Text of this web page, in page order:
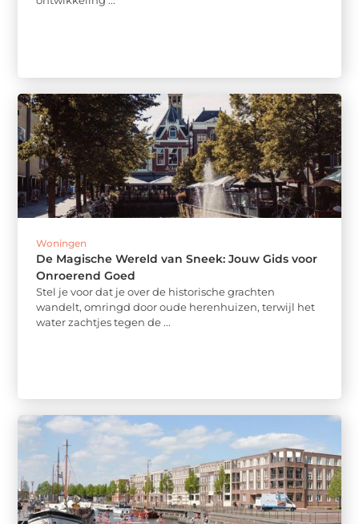
Woningen
De Magische Wereld van Sneek: Jouw Gids voor
Onroerend Goed
Stel je voor dat je over de historische grachten
wandelt, omringd door oude herenhuizen, terwijl het
water zachtjes tegen de ...